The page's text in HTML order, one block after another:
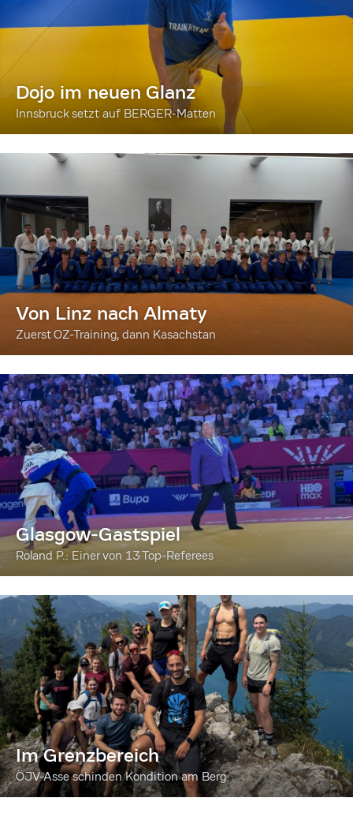
Dojo im neuen Glanz
Innsbruck setzt auf BERGER-Matten
Von Linz nach Almaty
Zuerst OZ-Training, dann Kasachstan
Glasgow-Gastspiel
Roland P.: Einer von 13 Top-Referees
Im Grenzbereich
ÖJV-Asse schinden Kondition am Berg